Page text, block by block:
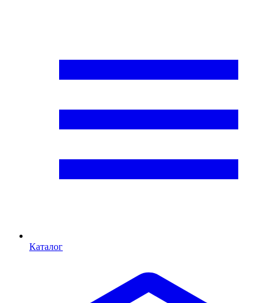
Каталог